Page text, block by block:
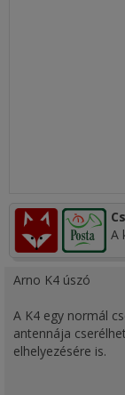
A
Arno K4 úszó
A K4 egy normál
antennája
elhelyezésére is.
Az átlagos